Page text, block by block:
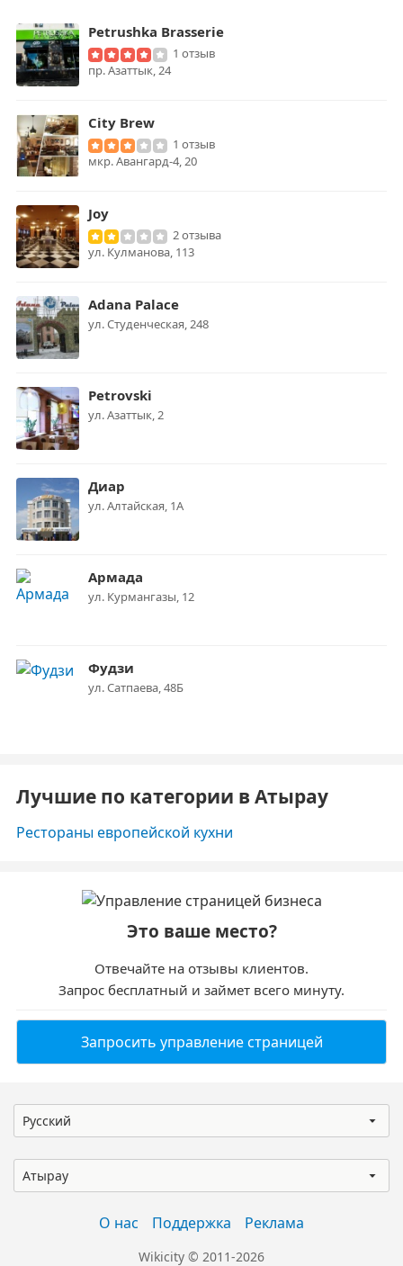
Petrushka Brasserie
1 отзыв
пр. Азаттык, 24
City Brew
1 отзыв
мкр. Авангард-4, 20
Joy
2 отзыва
ул. Кулманова, 113
Adana Palace
ул. Студенческая, 248
Petrovski
ул. Азаттык, 2
Диар
ул. Алтайская, 1А
Армада
ул. Курмангазы, 12
Фудзи
ул. Сатпаева, 48Б
Лучшие по категории в Атырау
Рестораны европейской кухни
Это ваше место?
Отвечайте на отзывы клиентов.
Запрос бесплатный и займет всего минуту.
Запросить управление страницей
Русский
Атырау
О нас Поддержка Реклама
Wikicity © 2011-2026